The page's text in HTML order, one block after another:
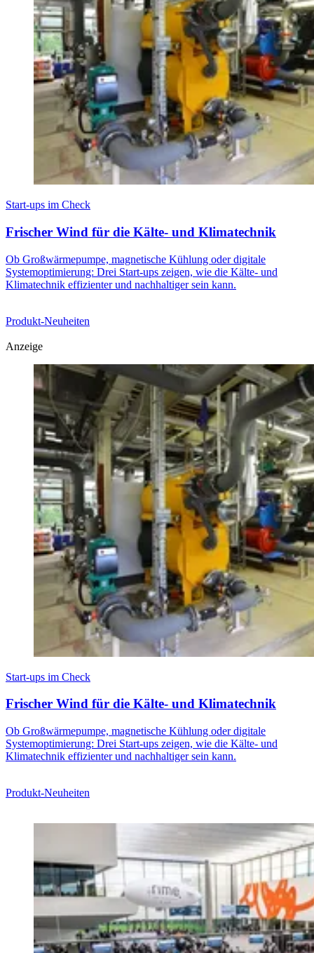
Start-ups im Check
Frischer Wind für die Kälte- und Klimatechnik
Ob Großwärmepumpe, magnetische Kühlung oder digitale
Systemoptimierung: Drei Start-ups zeigen, wie die Kälte- und
Klimatechnik effizienter und nachhaltiger sein kann.
Produkt-Neuheiten
Anzeige
Start-ups im Check
Frischer Wind für die Kälte- und Klimatechnik
Ob Großwärmepumpe, magnetische Kühlung oder digitale
Systemoptimierung: Drei Start-ups zeigen, wie die Kälte- und
Klimatechnik effizienter und nachhaltiger sein kann.
Produkt-Neuheiten